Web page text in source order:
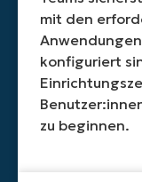
einer
einheitlichen
Schnittstelle
aus
erfassen
können.
in
mit den
konfiguriert
zu beginnen.